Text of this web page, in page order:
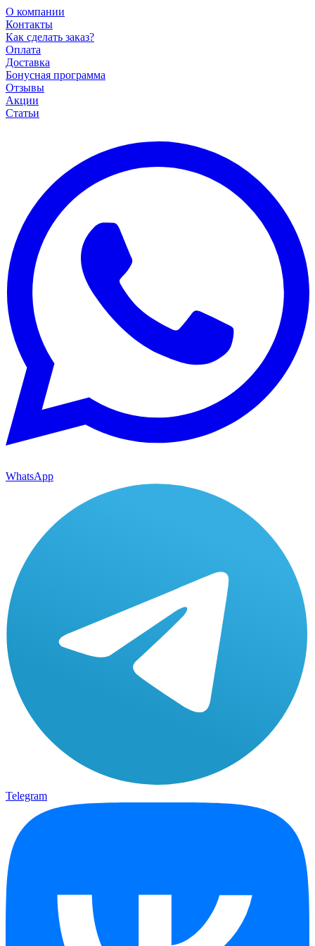
О компании
Контакты
Как сделать заказ?
Оплата
Доставка
Бонусная программа
Отзывы
Акции
Статьи
WhatsApp
Telegram